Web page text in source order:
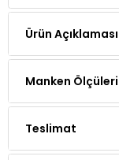
Ürün Açıklaması
Manken Ölçüleri
Teslimat
Ödeme